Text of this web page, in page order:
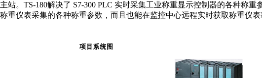
主站。 TS-180解决了 S7-300 PLC 实时采集工业称重显示控制器的各种称重
称重仪表采集的各种称重参数，而且也能在监控中心远程实时获取称重仪